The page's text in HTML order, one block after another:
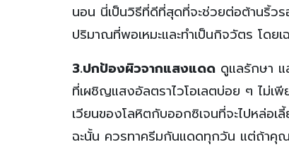
นอน นี่เป็นวิธีที่ดีที่สุดที่จะช่วยต่อต้านริ้วร
ปริมาณที่พอเหมะและทำเป็นกิจวัตร โด
3.ปกป้องผิวจากแสงแดด ดูแลรักษา แ
ที่เผชิญแสงอัลตราไวโอเลตบ่อย ๆ ไม่เ
เวียนของโลหิตกับออกซิเจนที่จะไปหล่อ
ฉะนั้น ควรทาครีมกันแดดทุกวัน แต่ถ้าคุ